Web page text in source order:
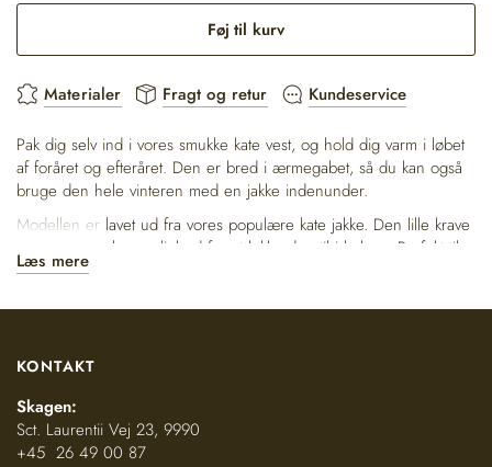
Føj til kurv
Materialer Fragt og retur Kundeservice
Pak dig selv ind i vores smukke kate vest, og hold dig varm i løbet
af foråret og efteråret. Den er bred i ærmegabet, så du kan også
bruge den hele vinteren med en jakke indenunder.
Modellen er lavet ud fra vores populære kate jakke. Den lille krave
gør du stadig har mulighed for at lukke den til i halsen. Perfekt til
at style de fleste sæt op, om det er til hverdag eller fest. Vesten
pelsen ud af eller vælger et mere rå udtryk ved at vende ruskind
Materiale:
Farve:Grå beige
Læs mere
KONTAKT
Skagen:
Sct. Laurentii Vej 23, 9990
+45 26 49 00 87